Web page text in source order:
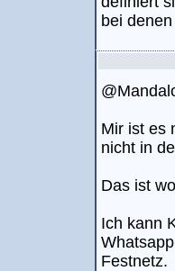
bei
Mir ist es
nicht in
Das ist
Ich kann
Festnetz.